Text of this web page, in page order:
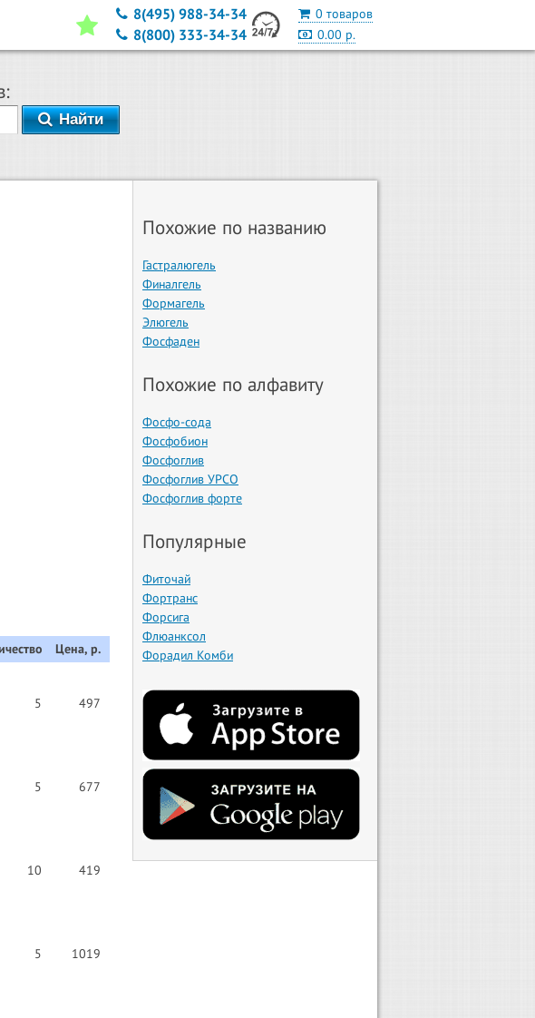
0 товаров
0.00 р.
8(495) 988-34-34
8(800) 333-34-34
Найти
Цена, р.
5 497
5 677
10 419
5 1019
Похожие по названию
Гастралюгель
Финалгель
Формагель
Элюгель
Фосфаден
Похожие по алфавиту
Фосфо-сода
Фосфобион
Фосфоглив
Фосфоглив УРСО
Фосфоглив форте
Популярные
Фиточай
Фортранс
Форсига
Флюанксол
Форадил Комби